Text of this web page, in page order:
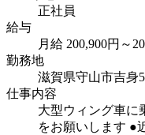
正社員
給与
月給 200,900円～
勤務地
滋賀県守山市吉身
仕事内容
大型ウィング車に
をお願いします ●